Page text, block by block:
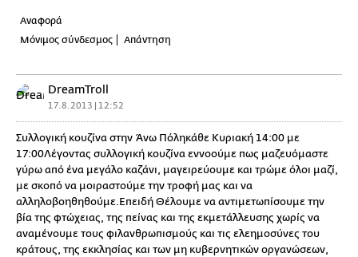
Αναφορά
Μόνιμος σύνδεσμος
Απάντηση
DreamTroll
17.8.2013 | 12:52
Συλλογική κουζίνα στην Άνω Πόληκάθε Κυριακή 14:00 με
17:00Λέγοντας συλλογική κουζίνα εννοούμε πως μαζευόμαστε
γύρω από ένα μεγάλο καζάνι, μαγειρεύουμε και τρώμε όλοι μαζί,
με σκοπό να μοιραστούμε την τροφή μας και να
αλληλοβοηθηθούμε.Επειδή Θέλουμε να αντιμετωπίσουμε την
βία της φτώχειας, της πείνας και της εκμετάλλευσης χωρίς να
αναμένουμε τους φιλανθρωπισμούς και τις ελεημοσύνες του
κράτους, της εκκλησίας και των μη κυβερνητικών οργανώσεων,